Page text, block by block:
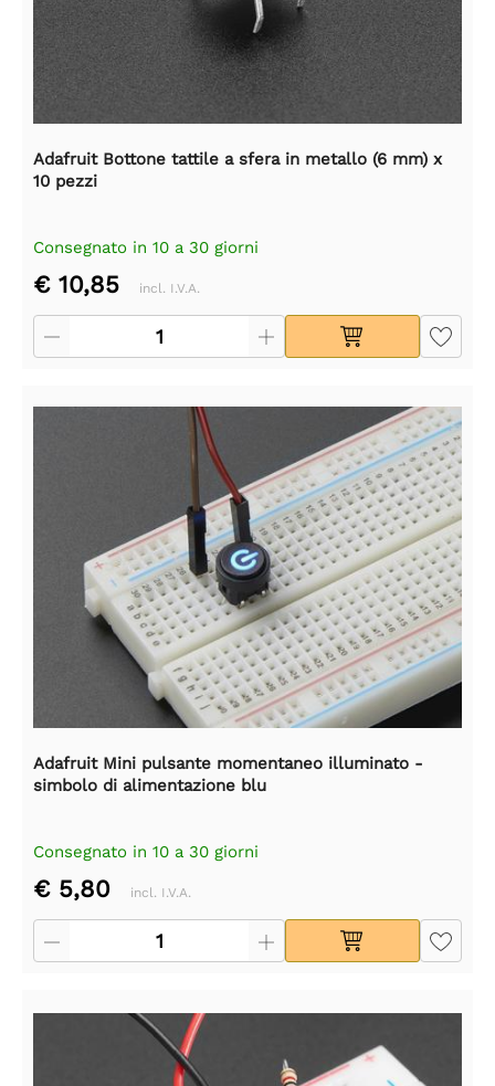
Adafruit Bottone tattile a sfera in metallo (6 mm) x
10 pezzi
Consegnato in 10 a 30 giorni
€ 10,85 incl. I.V.A.
Adafruit Mini pulsante momentaneo illuminato -
simbolo di alimentazione blu
Consegnato in 10 a 30 giorni
€ 5,80 incl. I.V.A.